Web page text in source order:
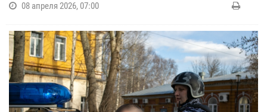
08 апреля 2026, 07:00